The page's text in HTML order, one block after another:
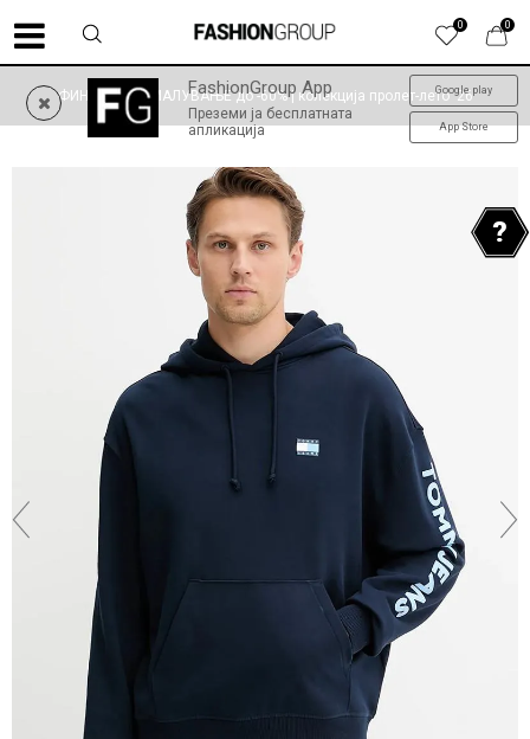
0
0
FashionGroup App
Преземи ја бесплатната
апликација
Google play
App Store
ФИНАЛНО НАМАЛУВАЊЕ до -60% | колекција пролет-лето '26